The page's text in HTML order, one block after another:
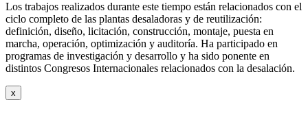
Los trabajos realizados durante este tiempo están relacionados con el
ciclo completo de las plantas desaladoras y de reutilización:
definición, diseño, licitación, construcción, montaje, puesta en
marcha, operación, optimización y auditoría. Ha participado en
programas de investigación y desarrollo y ha sido ponente en
distintos Congresos Internacionales relacionados con la desalación.
x